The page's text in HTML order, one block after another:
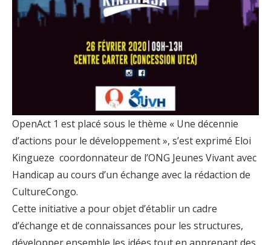
OpenAct 1 est placé sous le thème « Une décennie
d’actions pour le développement », s’est exprimé Eloi
Kingueze coordonnateur de l’ONG Jeunes Vivant avec
Handicap au cours d’un échange avec la rédaction de
CultureCongo.
Cette initiative a pour objet d’établir un cadre
d’échange et de connaissances pour les structures,